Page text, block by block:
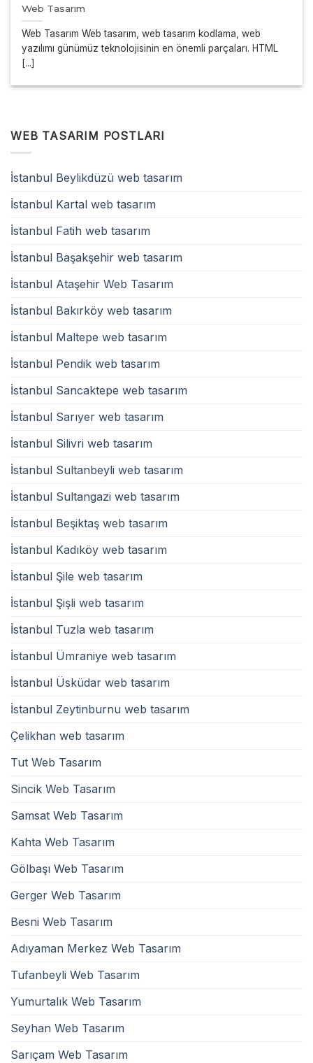
Web Tasarım
Web Tasarım Web tasarım, web tasarım kodlama, web
yazılımı günümüz teknolojisinin en önemli parçaları. HTML
[...]
WEB TASARIM POSTLARI
İstanbul Beylikdüzü web tasarım
İstanbul Kartal web tasarım
İstanbul Fatih web tasarım
İstanbul Başakşehir web tasarım
İstanbul Ataşehir Web Tasarım
İstanbul Bakırköy web tasarım
İstanbul Maltepe web tasarım
İstanbul Pendik web tasarım
İstanbul Sancaktepe web tasarım
İstanbul Sarıyer web tasarım
İstanbul Silivri web tasarım
İstanbul Sultanbeyli web tasarım
İstanbul Sultangazi web tasarım
İstanbul Beşiktaş web tasarım
İstanbul Kadıköy web tasarım
İstanbul Şile web tasarım
İstanbul Şişli web tasarım
İstanbul Tuzla web tasarım
İstanbul Ümraniye web tasarım
İstanbul Üsküdar web tasarım
İstanbul Zeytinburnu web tasarım
Çelikhan web tasarım
Tut Web Tasarım
Sincik Web Tasarım
Samsat Web Tasarım
Kahta Web Tasarım
Gölbaşı Web Tasarım
Gerger Web Tasarım
Besni Web Tasarım
Adıyaman Merkez Web Tasarım
Tufanbeyli Web Tasarım
Yumurtalık Web Tasarım
Seyhan Web Tasarım
Sarıçam Web Tasarım